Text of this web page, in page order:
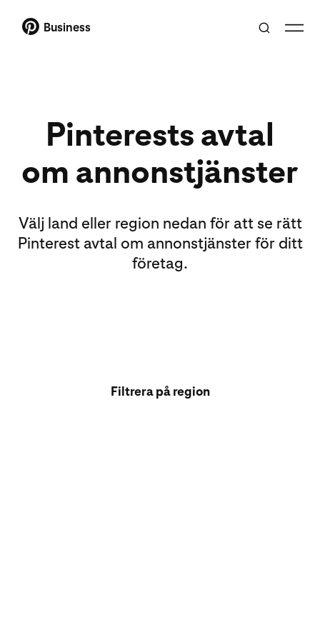
Business
Pinterests avtal
om annonstjänster
Välj land eller region nedan för att se rätt
Pinterest avtal om annonstjänster för ditt
företag.
Filtrera på region